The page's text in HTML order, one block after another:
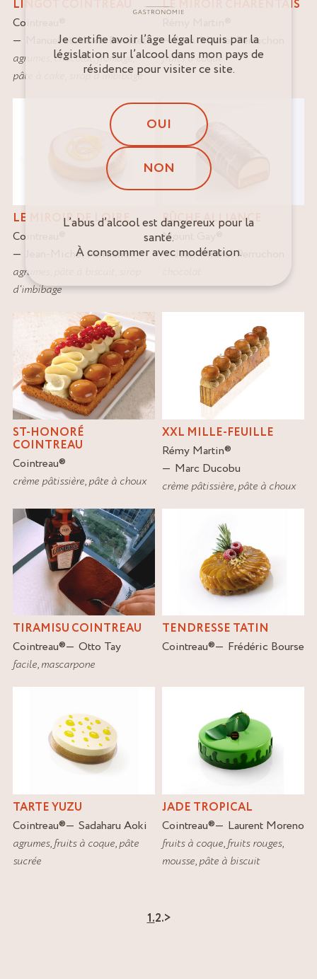
LINGOT COINTREAU
Cointreau
Manuel et Alexis Bouillet
agrumes
chocolat,fromage,
pâte à cake
sirop d'imbibage
LE MIROIR CHARENTAIS
Jean-Michel Perruchon
fruits à coque
LE MIROIR DE LOIRE
Cointreau
Jean-Michel Perruchon
agrumes
d'imbibage
BÛCHE ALLIANCE
Mount Gay
Jean-Michel Perruchon
ST-HONORÉ
COINTREAU
Cointreau®
crème pâtissière,pâte à choux
XXL MILLE-FEUILLE
Rémy Martin®
Marc Ducobu
crème pâtissière,pâte à choux
TIRAMISU COINTREAU
Cointreau®
Otto Tay
facile,mascarpone
TENDRESSE TATIN
Cointreau® Frédéric Bourse
TARTE YUZU
Cointreau®
Sadaharu Aoki
agrumes,fruits à coque,pâte
sucrée
JADE TROPICAL
Cointreau®
Laurent Moreno
fruits à coque,fruits rouges,
mousse,pâte à biscuit
1.2.>
Je certifie avoir l’âge légal requis par la
législation sur l’alcool dans mon pays de
résidence pour visiter ce site.
OUI
NON
L’abus d’alcool est dangereux pour la
santé.
À consommer avec modération.